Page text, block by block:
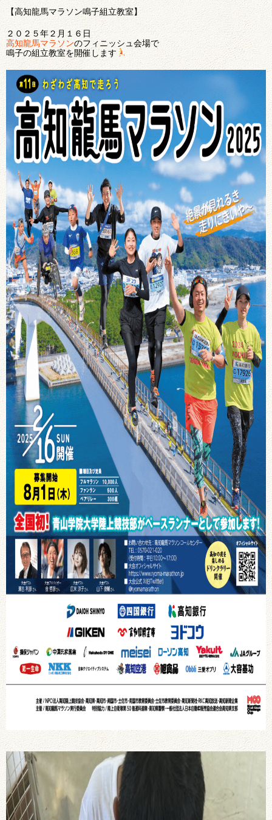
【高知龍馬マラソン鳴子組立教室】
２０２５年２月１６日
高知龍馬マラソンのフィニッシュ会場で
鳴子の組立教室を開催します